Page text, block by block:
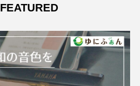
FEATURED